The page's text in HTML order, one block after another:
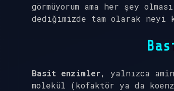
görmüyorum ama her şey
dediğimizde tam olarak neyi
Basit enzimler, yalnızca
molekül (kofaktör ya da